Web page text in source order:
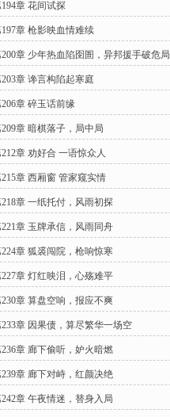
章 花间试探
章 枪影映血情难续
章 少年热血陷囹圄，异邦援手破危局
章 谗言构陷起寒庭
章 碎玉话前缘
章 暗棋落子，局中局
章 劝好合 一语惊众人
章 西厢窗 管家窥实情
章 一纸托付，风雨初探
章 玉牌承信，风雨同舟
章 狐裘闯院，枪响惊寒
章 灯红映泪，心殇难平
章 算盘空响，报应不爽
章 因果债，算尽繁华一场空
章 廊下偷听，妒火暗燃
章 廊下对峙，红颜决绝
章 午夜情迷，替身入局